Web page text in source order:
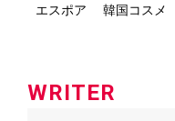
エスポア 韓国コスメ
WRITER